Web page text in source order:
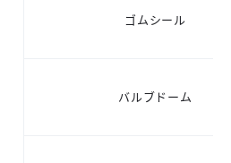
ゴムシール
バルブドーム